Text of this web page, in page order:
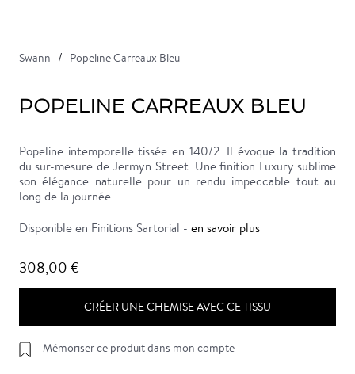
Swann Popeline Carreaux Bleu
POPELINE CARREAUX BLEU
Popeline intemporelle tissée en 140/2. Il évoque la tradition
du sur-mesure de Jermyn Street. Une finition Luxury sublime
son élégance naturelle pour un rendu impeccable tout au
long de la journée.
Disponible en Finitions Sartorial - en savoir plus
308,00 €
CRÉER UNE CHEMISE AVEC CE TISSU
Mémoriser ce produit dans mon compte